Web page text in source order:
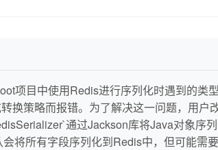
项目中使用Redis进行序列化时遇到的
换策略而报错。为了解决这一问题，用
通过Jackson库将Java对象序
将所有字段序列化到Redis中，但可能需